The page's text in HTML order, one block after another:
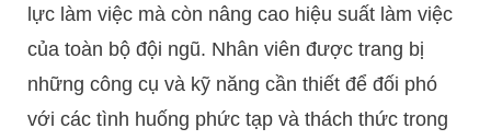
lực làm việc mà còn nâng cao hiệu suất làm việc
của toàn bộ đội ngũ. Nhân viên được trang bị
những công cụ và kỹ năng cần thiết để đối phó
với các tình huống phức tạp và thách thức trong